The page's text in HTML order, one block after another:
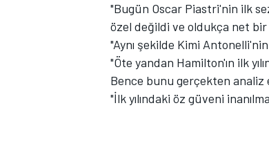
"Bugün Oscar Piastri'nin ilk
özel değildi ve oldukça net
"Aynı şekilde Kimi
"Öte yandan Hamilton'ın ilk
Bence bunu gerçekten analiz
"İlk yılındaki öz güveni